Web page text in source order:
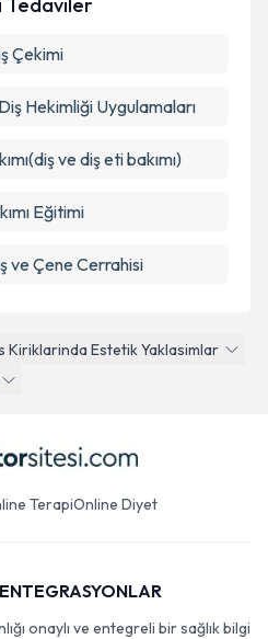
Kiriklarinda Estetik Yaklasimlar
Çekimi
Hekimliği Uygulamaları
ve diş eti bakımı)
Eğitimi
ve Çene Cerrahisi
TerapiOnline Diyet
onaylı ve entegreli bir sağlık bilgi